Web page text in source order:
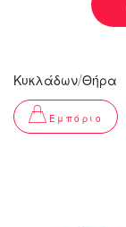
Κυκλάδων/Θήρα
Εμπόριο